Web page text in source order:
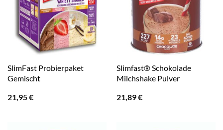
SlimFast Probierpaket
Gemischt
21,95€
Slimfast® Schokolade
Milchshake Pulver
21,89€